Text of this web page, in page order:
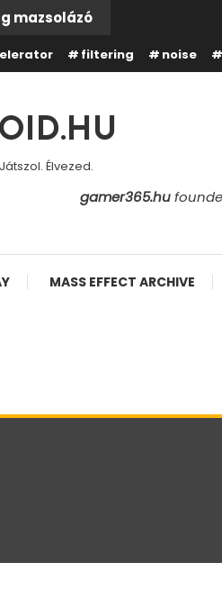
mazsolázó
filtering noise
Élvezed.
gamer365.hu
MASS EFFECT ARCHIVE